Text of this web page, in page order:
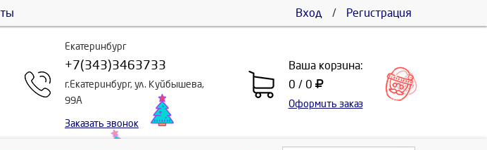
Вход / Регистрация
Екатеринбург
+7(343)3463733
г.Екатеринбург, ул. Куйбышева,
99А
Заказать звонок
Ваша корзина:
0 / 0
Оформить заказ